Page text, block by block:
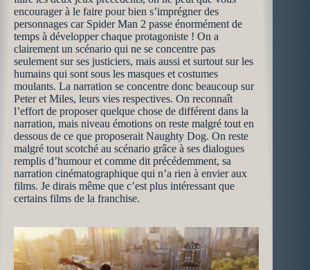
encourager à le faire pour bien s’imprégner des
personnages car Spider Man 2 passe énormément de
temps à développer chaque protagoniste ! On a
clairement un scénario qui ne se concentre pas
seulement sur ses justiciers, mais aussi et surtout sur les
humains qui sont sous les masques et costumes
moulants. La narration se concentre donc beaucoup sur
Peter et Miles, leurs vies respectives. On reconnaît
l’effort de proposer quelque chose de différent dans la
narration, mais niveau émotions on reste malgré tout en
dessous de ce que proposerait Naughty Dog. On reste
malgré tout scotché au scénario grâce à ses dialogues
remplis d’humour et comme dit précédemment, sa
narration cinématographique qui n’a rien à envier aux
films. Je dirais même que c’est plus intéressant que
certains films de la franchise.